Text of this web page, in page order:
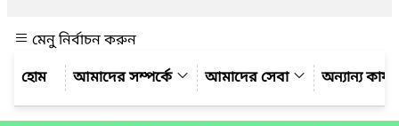
মেনু নির্বাচন করুন
আমাদের সম্পর্কে
আমাদের সেবা অন্যান্য